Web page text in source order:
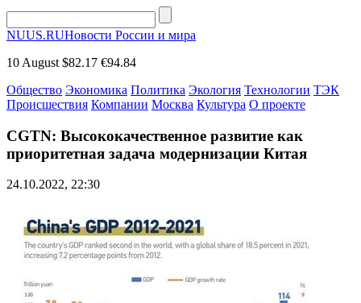
NUUS.RUНовости России и мира
10 August $82.17 €94.84
Общество Экономика Политика Экология Технологии ТЭК
Происшествия Компании Москва Культура О проекте
CGTN: Высококачественное развитие как
приоритетная задача модернизации Китая
24.10.2022, 22:30